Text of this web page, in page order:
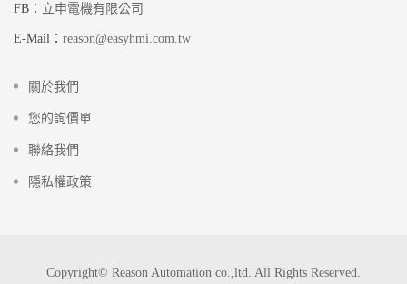
FB： 立申電機有限公司
E-Mail： reason@easyhmi.com.tw
關於我們
您的詢價單
聯絡我們
隱私權政策
Copyright© Reason Automation co.,ltd. All Rights Reserved.